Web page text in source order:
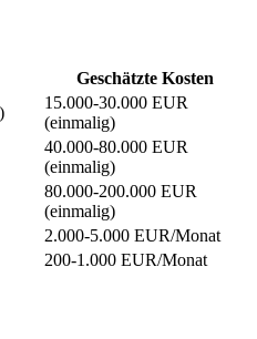
Geschätzte Kosten
15.000-30.000 EUR
(einmalig)
40.000-80.000 EUR
(einmalig)
80.000-200.000 EUR
(einmalig)
2.000-5.000 EUR/Monat
200-1.000 EUR/Monat